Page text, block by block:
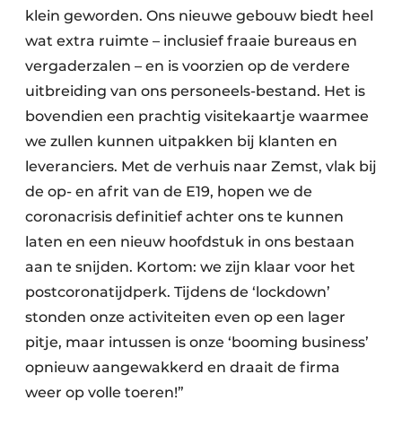
klein geworden. Ons nieuwe gebouw biedt heel
wat extra ruimte – inclusief fraaie bureaus en
vergaderzalen – en is voorzien op de verdere
uitbreiding van ons personeels-bestand. Het is
bovendien een prachtig visitekaartje waarmee
we zullen kunnen uitpakken bij klanten en
leveranciers. Met de verhuis naar Zemst, vlak bij
de op- en afrit van de E19, hopen we de
coronacrisis definitief achter ons te kunnen
laten en een nieuw hoofdstuk in ons bestaan
aan te snijden. Kortom: we zijn klaar voor het
postcoronatijdperk. Tijdens de ‘lockdown’
stonden onze activiteiten even op een lager
pitje, maar intussen is onze ‘booming business’
opnieuw aangewakkerd en draait de firma
weer op volle toeren!”